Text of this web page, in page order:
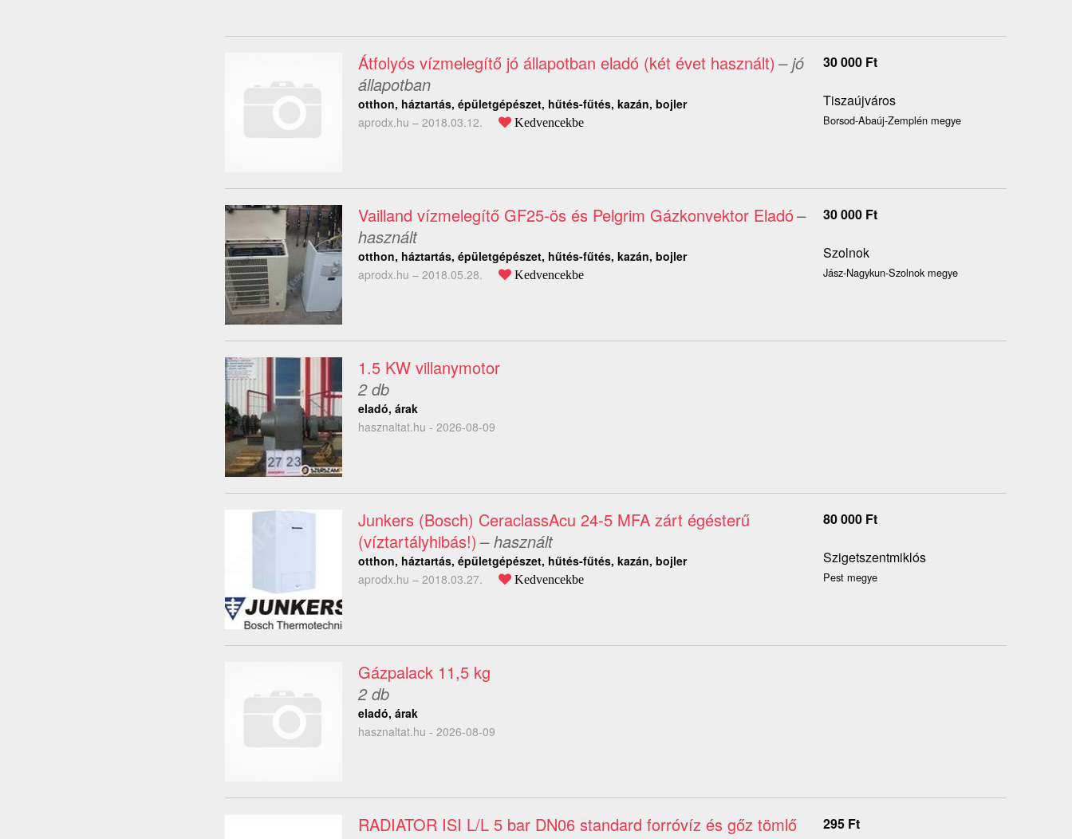
Átfolyós vízmelegítő jó állapotban eladó (két évet használt) – jó
állapotban
otthon, háztartás, épületgépészet, hűtés-fűtés, kazán, bojler
aprodx.hu – 2018.03.12. Kedvencekbe
30 000 Ft
Tiszaújváros
Borsod-Abaúj-Zemplén megye
Vailland vízmelegítő GF25-ös és Pelgrim Gázkonvektor Eladó–
használt
otthon, háztartás, épületgépészet, hűtés-fűtés, kazán, bojler
aprodx.hu – 2018.05.28. Kedvencekbe
30 000 Ft
Szolnok
Jász-Nagykun-Szolnok megye
1.5 KW villanymotor
2 db
eladó, árak
hasznaltat.hu - 2026-08-09
Junkers (Bosch) CeraclassAcu 24-5 MFA zárt égésterű
(víztartályhibás!) – használt
otthon, háztartás, épületgépészet, hűtés-fűtés, kazán, bojler
aprodx.hu – 2018.03.27. Kedvencekbe
80 000 Ft
Szigetszentmiklós
Pest megye
Gázpalack 11,5 kg
2 db
eladó, árak
hasznaltat.hu - 2026-08-09
RADIATOR ISI L/L 5 bar DN06 standard forróvíz és gőz tömlő
295 Ft